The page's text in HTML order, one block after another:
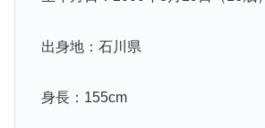
出身地：石川県
身長：155cm